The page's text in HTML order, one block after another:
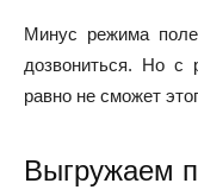
Минус режима
дозвониться. Но с
равно не сможет
Выгружаем